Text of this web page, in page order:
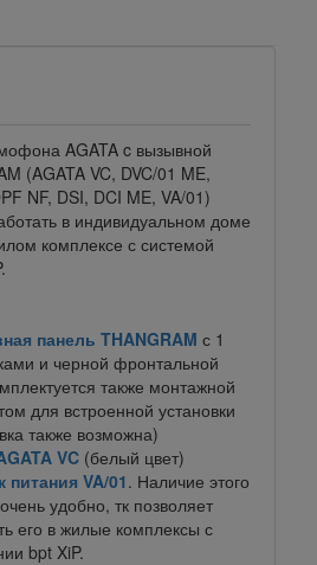
AGATA c вызывной
(AGATA VC, DVC/01 ME,
NF, DSI, DCI ME, VA/01)
в индивидуальном доме
комплексе с системой
панель THANGRAM с 1
и черной фронтальной
также монтажной
для встроенной установки
также возможна)
VC (белый цвет)
VA/01. Наличие этого
удобно, тк позволяет
его в жилые комплексы с
bpt XiP.